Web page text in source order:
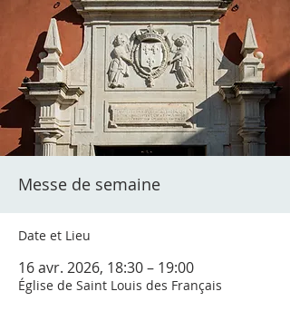
Messe de semaine
Date et Lieu
16 avr. 2026, 18:30 – 19:00
Église de Saint Louis des Français